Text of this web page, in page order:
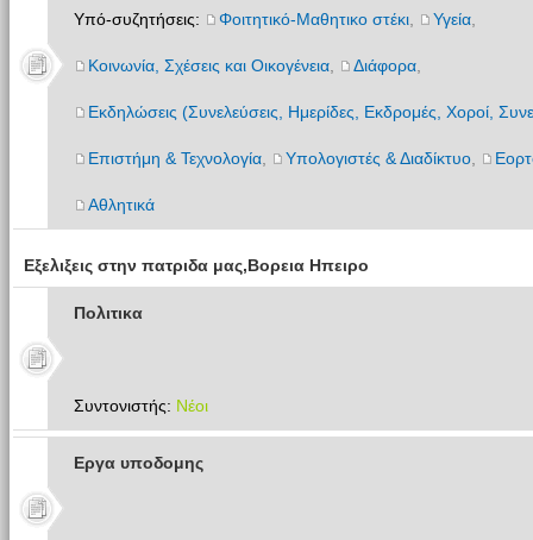
Υπό-συζητήσεις: Φοιτητικό-Μαθητικο στέκι, Υγεία,
Κοινωνία, Σχέσεις και Οικογένεια, Διάφορα,
Εκδηλώσεις (Συνελεύσεις, Ημερίδες, Εκδρομές, Χοροί,
Επιστήμη & Τεχνολογία, Υπολογιστές & Διαδίκτυο,
Αθλητικά
Εξελιξεις στην πατριδα μας,Βορεια Ηπειρο
Πολιτικα
Συντονιστής: Νέοι
Εργα υποδομης